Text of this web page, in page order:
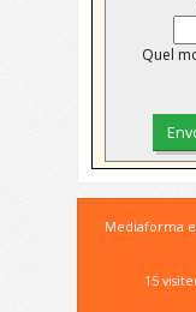
Quel
Mediaforma
15